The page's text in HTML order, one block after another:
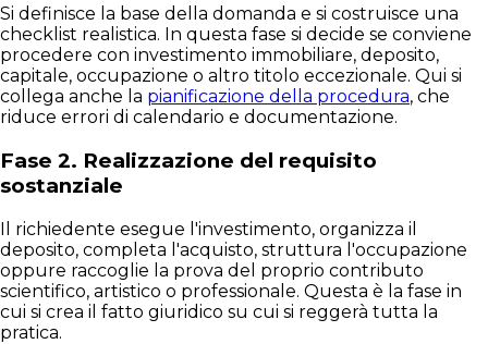
Si definisce la base della domanda e si costruisce una
checklist realistica. In questa fase si decide se conviene
procedere con investimento immobiliare, deposito,
capitale, occupazione o altro titolo eccezionale. Qui si
collega anche la pianificazione della procedura, che
riduce errori di calendario e documentazione.
Fase 2. Realizzazione del requisito
sostanziale
Il richiedente esegue l'investimento, organizza il
deposito, completa l'acquisto, struttura l'occupazione
oppure raccoglie la prova del proprio contributo
scientifico, artistico o professionale. Questa è la fase in
cui si crea il fatto giuridico su cui si reggerà tutta la
pratica.